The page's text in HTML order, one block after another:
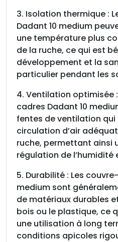
3. Isolation thermique :
Dadant 10 medium
une température plus
de la ruche, ce qui est
développement et la
particulier pendant les
4. Ventilation optimisée
cadres Dadant 10
fentes de ventilation
circulation d’air
ruche, permettant ainsi
régulation de
5. Durabilité : Les
medium sont
de matériaux durables
bois ou le plastique, ce
une utilisation à long
conditions apicoles